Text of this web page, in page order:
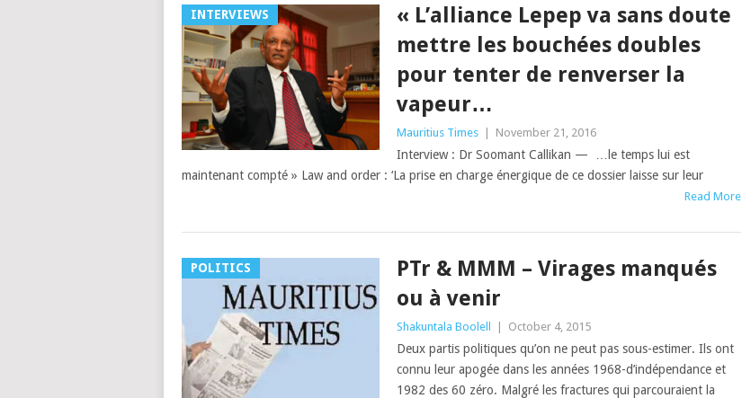
INTERVIEWS
« L’alliance Lepep va sans doute
mettre les bouchées doubles
pour tenter de renverser la
vapeur…
Mauritius Times | November 21, 2016
Interview : Dr Soomant Callikan — …le temps lui est
maintenant compté » Law and order : ‘La prise en charge énergique de ce dossier laisse sur leur
Read More
POLITICS
PTr & MMM – Virages manqués
ou à venir
Shakuntala Boolell | October 4, 2015
Deux partis politiques qu’on ne peut pas sous-estimer. Ils ont
connu leur apogée dans les années 1968-d’indépendance et
1982 des 60 zéro. Malgré les fractures qui parcouraient la